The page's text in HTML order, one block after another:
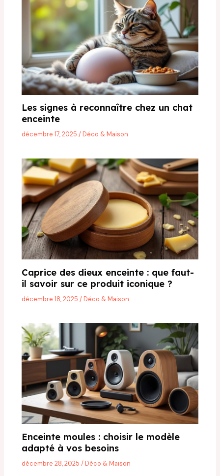
Les signes à reconnaître chez un chat
enceinte
décembre 17, 2025/Déco & Maison
Caprice des dieux enceinte : que faut-
il savoir sur ce produit iconique ?
décembre 18, 2025/Déco & Maison
Enceinte moules : choisir le modèle
adapté à vos besoins
décembre 28, 2025/Déco & Maison